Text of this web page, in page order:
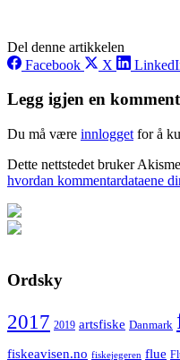
Del denne artikkelen
Facebook
X
Legg igjen en
Du må være innlogget for å
Dette nettstedet bruker
hvordan kommentardataene
Ordsky
2017 2019 artsfiske Danmark
fiskeavisen.no fiskejegeren flue